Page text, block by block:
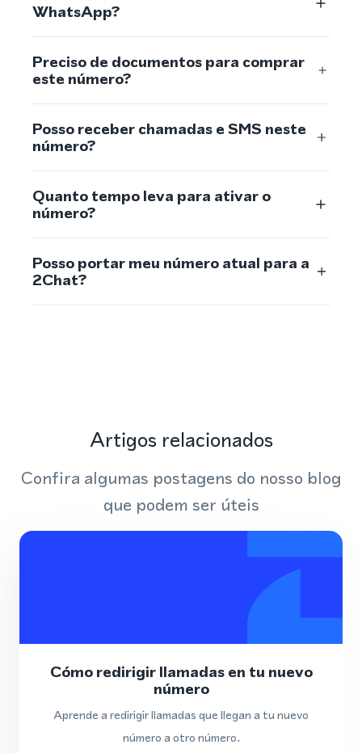
WhatsApp?
Preciso de documentos para comprar
este número?
Posso receber chamadas e SMS neste
número?
Quanto tempo leva para ativar o
número?
Posso portar meu número atual para a
2Chat?
Artigos relacionados
Confira algumas postagens do nosso blog
que podem ser úteis
Cómo redirigir llamadas en tu nuevo
número
Aprende a redirigir llamadas que llegan a tu nuevo
número a otro número.